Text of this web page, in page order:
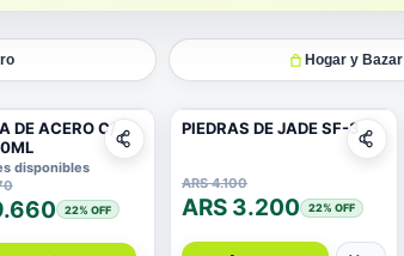
Hogar y Bazar
DE ACERO C/
disponibles
22% OFF
PIEDRAS DE JADE SF-3
ARS 4.100
ARS 3.200 22% OFF